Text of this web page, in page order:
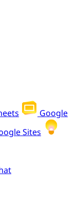
Google
Sites